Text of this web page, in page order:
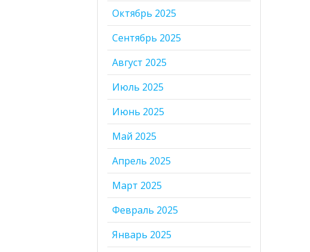
Октябрь 2025
Сентябрь 2025
Август 2025
Июль 2025
Июнь 2025
Май 2025
Апрель 2025
Март 2025
Февраль 2025
Январь 2025